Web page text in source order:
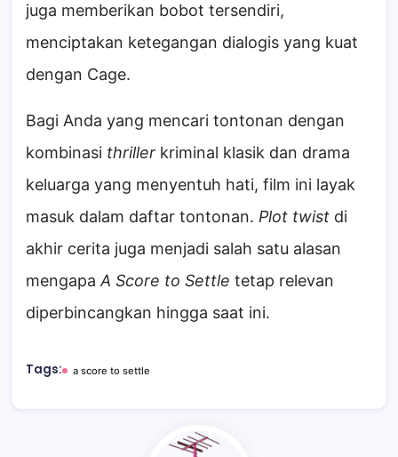
juga memberikan bobot tersendiri,
menciptakan ketegangan dialogis yang kuat
dengan Cage.
Bagi Anda yang mencari tontonan dengan
kombinasi thriller kriminal klasik dan drama
keluarga yang menyentuh hati, film ini layak
masuk dalam daftar tontonan. Plot twist di
akhir cerita juga menjadi salah satu alasan
mengapaA Score to Settle tetap relevan
diperbincangkan hingga saat ini.
Tags: a score to settle